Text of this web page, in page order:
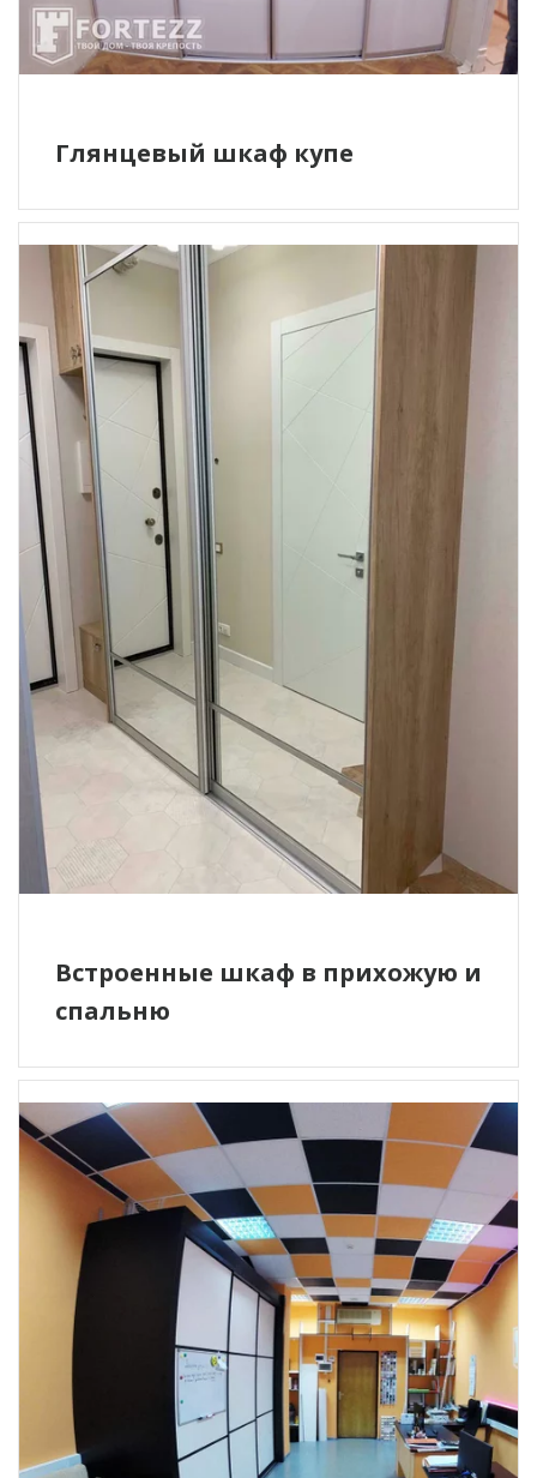
Глянцевый шкаф купе
Встроенные шкаф в прихожую и
спальню